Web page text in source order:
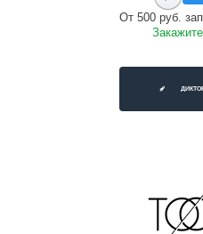
От 500 руб.